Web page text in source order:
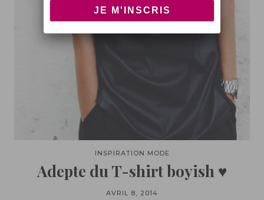
INSPIRATION MODE
Adepte du T-shirt boyish ♥
AVRIL 8, 2014